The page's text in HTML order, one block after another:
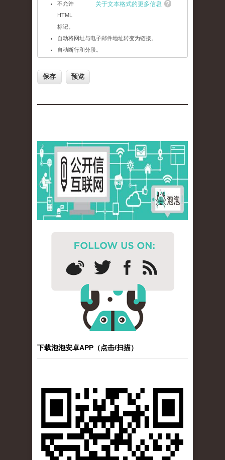
关于文本格式的更多信息
不允许
HTML
标记。
自动将网址与电子邮件地址转变为链接。
自动断行和分段。
下载泡泡安卓APP（点击/扫描）